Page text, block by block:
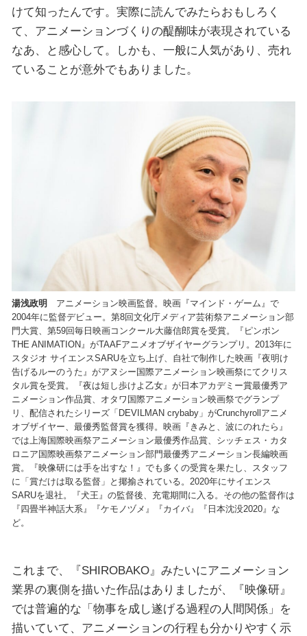
けて知ったんです。実際に読んでみたらおもしろく
て、アニメーションづくりの醍醐味が表現されている
なあ、と感心して。しかも、一般に人気があり、売れ
ていることが意外でもありました。
湯浅政明 アニメーション映画監督。映画『マインド・ゲーム』で
2004年に監督デビュー。第8回文化庁メディア芸術祭アニメーション部
門大賞、第59回毎日映画コンクール大藤信郎賞を受賞。『ピンポン
THE ANIMATION』がTAAFアニメオブザイヤーグランプリ。2013年に
スタジオ サイエンスSARUを立ち上げ、自社で制作した映画『夜明け
告げるルーのうた』がアヌシー国際アニメーション映画祭にてクリス
タル賞を受賞。『夜は短し歩けよ乙女』が日本アカデミー賞最優秀ア
ニメーション作品賞、オタワ国際アニメーション映画祭でグランプ
リ、配信されたシリーズ「DEVILMAN crybaby」がCrunchyrollアニメ
オブザイヤー、最優秀監督賞を獲得。映画『きみと、波にのれたら』
では上海国際映画祭アニメーション最優秀作品賞、シッチェス・カタ
ロニア国際映画祭アニメーション部門最優秀アニメーション長編映画
賞。『映像研には手を出すな！』でも多くの受賞を果たし、スタッフ
に「賞だけは取る監督」と揶揄されている。2020年にサイエンス
SARUを退社。『犬王』の監督後、充電期間に入る。その他の監督作は
『四畳半神話大系』『ケモノヅメ』『カイバ』『日本沈没2020』な
ど。
これまで、『SHIROBAKO』みたいにアニメーション
業界の裏側を描いた作品はありましたが、『映像研』
では普遍的な「物事を成し遂げる過程の人間関係」を
描いていて、アニメーションの行程も分かりやすく示